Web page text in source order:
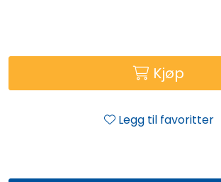
Kjøp
Legg til favoritter